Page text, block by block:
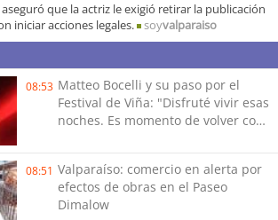
aseguró que la actriz le exigió retirar la publicación
iniciar acciones legales.
soyvalparaiso
08:53 Matteo Bocelli y su paso por el
Festival de Viña: "Disfruté vivir esas
noches. Es momento de volver con
08:51 Valparaíso: comercio en alerta por
efectos de obras en el Paseo
Dimalow